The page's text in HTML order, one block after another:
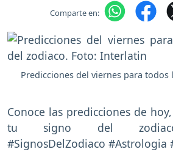
Comparte en:
Predicciones del viernes para todos
Conoce las predicciones de
tu signo del zodiaco
#SignosDelZodiaco #Astrologia